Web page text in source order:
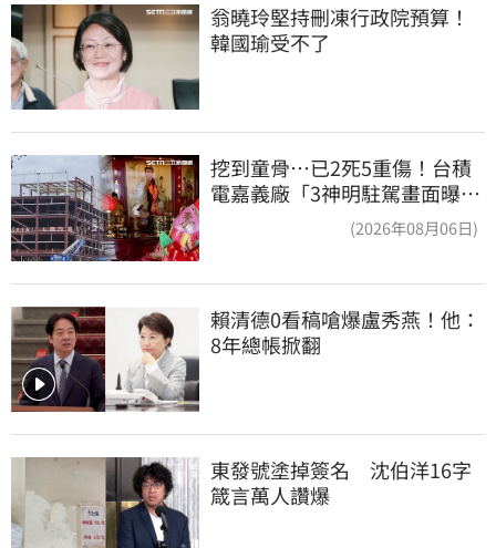
翁曉玲堅持刪凍行政院預算！
韓國瑜受不了
挖到童骨…已2死5重傷！台積
電嘉義廠「3神明駐駕畫面曝
(2026年08月06日)
賴清德0看稿嗆爆盧秀燕！他：
8年總帳掀翻
東發號塗掉簽名　沈伯洋16字
箴言萬人讚爆